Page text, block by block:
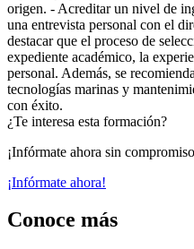
origen. - Acreditar un nivel de
una entrevista personal con el
destacar que el proceso de
expediente académico, la
personal. Además, se
tecnologías marinas y
con éxito.
¿Te interesa esta formación?
¡Infórmate ahora sin
¡Infórmate ahora!
Conoce más